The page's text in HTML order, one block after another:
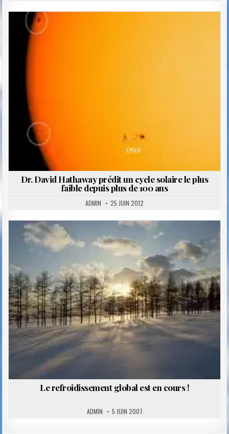
Dr. David Hathaway prédit un cycle solaire le plus
faible depuis plus de 100 ans
ADMIN 25 JUIN 2012
Posted
Le refroidissement global est en cours !
ADMIN 5 JUIN 2007